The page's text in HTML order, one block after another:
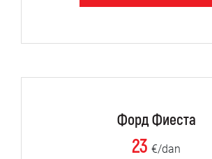
Форд Фиеста
23 €/dan